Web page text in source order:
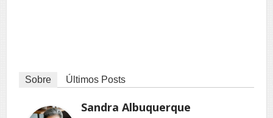
Sobre Últimos Posts
Sandra Albuquerque